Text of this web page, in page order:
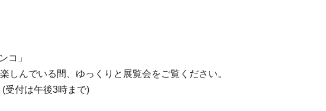
コ」
しんでいる間、ゆっくりと展覧会をご覧ください。
受付は午後3時まで)